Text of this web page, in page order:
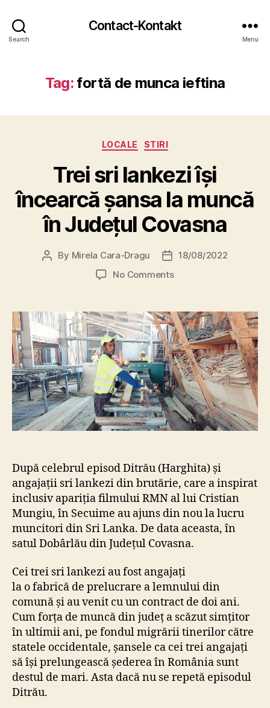
Search
Contact-Kontakt
Menu
Tag: fortă de munca ieftina
Categories
LOCALE STIRI
Trei sri lankezi își
încearcă șansa la muncă
în Județul Covasna
Post
By Mirela Cara-Dragu
Post18/08/2022
No Commentson
e
i
s
r
i
l
a
n
k
e
î
ș
i
î
n
c
r
c
ă
ș
a
n
s
l
După celebrul episod Ditrău (Harghita) și
angajații sri lankezi din brutărie, care a inspirat
inclusiv apariția filmului RMN al lui Cristian
Mungiu, în Secuime au ajuns din nou la lucru
muncitori din Sri Lanka. De data aceasta, în
satul Dobârlău din Județul Covasna.
Cei trei sri lankezi au fost angajați
la o fabrică de prelucrare a lemnului din
comună și au venit cu un contract de doi ani.
Cum forța de muncă din județ a scăzut simțitor
în ultimii ani, pe fondul migrării tinerilor către
statele occidentale, șansele ca cei trei angajați
să își prelungească șederea în România sunt
destul de mari. Asta dacă nu se repetă episodul
Ditrău.